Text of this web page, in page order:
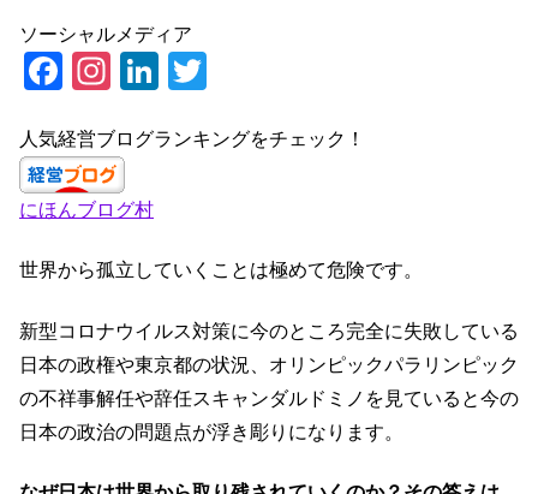
ソーシャルメディア
F
c
e
b
o
k
In
a
gr
a
m
Li
k
n
tt
人気経営ブログランキングをチェック！
にほんブログ村
世界から孤立していくことは極めて危険です。
新型コロナウイルス対策に今のところ完全に失敗している
日本の政権や東京都の状況、オリンピックパラリンピック
の不祥事解任や辞任スキャンダルドミノを見ていると今の
日本の政治の問題点が浮き彫りになります。